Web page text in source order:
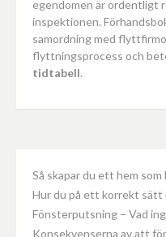
egendomen är ordentligt
inspektionen.
samordning med
flyttningsprocess och
tidtabell.
Så skapar du ett hem
Hur du på ett korrekt
Fönsterputsning – Vad
Konsekvenserna av att